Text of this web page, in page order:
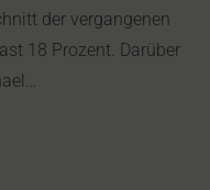
der vergangenen
18 Prozent. Darüber